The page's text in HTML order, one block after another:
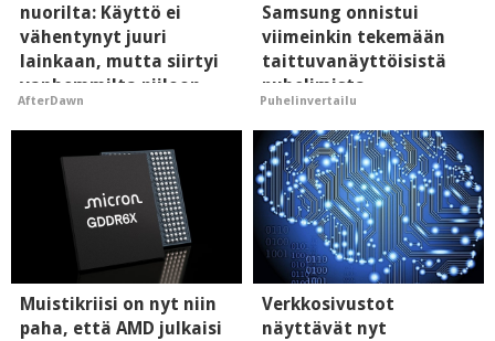
nuorilta: Käyttö ei
vähentynyt juuri
lainkaan, mutta siirtyi
vanhemmilta piiloon
AfterDawn
Samsung onnistui
viimeinkin tekemään
taittuvanäyttöisistä
puhelimista
supersuosittuja
Puhelinvertailu
Muistikriisi on nyt niin
paha, että AMD julkaisi
Verkkosivustot
näyttävät nyt